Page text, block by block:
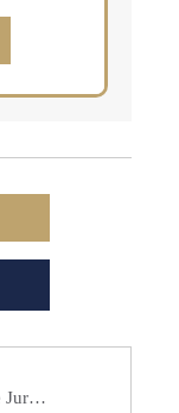
Un adolescent africain dans le Jura en 1784